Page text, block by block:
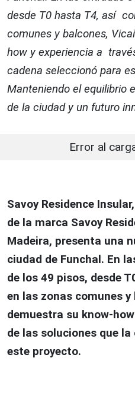
desde T0 hasta T4, así
comunes y balcones,
how y experiencia a
cadena seleccionó para
Manteniendo el equilibrio
de la ciudad y un futuro
Error al
Savoy Residence
de la marca Savoy
Madeira, presenta una
ciudad de Funchal. En
de los 49 pisos, desde
en las zonas comunes
demuestra su know-
de las soluciones que
este proyecto.